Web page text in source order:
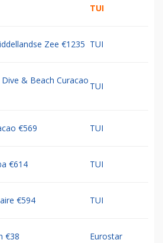
TUI
Zee €1235 TUI
& Beach Curacao
TUI
€569 TUI
€614 TUI
€594 TUI
€38 Eurostar